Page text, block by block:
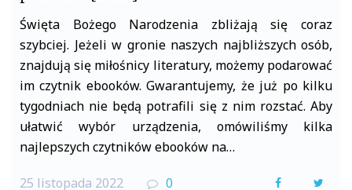
Święta Bożego Narodzenia zbliżają się coraz
szybciej. Jeżeli w gronie naszych najbliższych osób,
znajdują się miłośnicy literatury, możemy podarować
im czytnik ebooków. Gwarantujemy, że już po kilku
tygodniach nie będą potrafili się z nim rozstać. Aby
ułatwić wybór urządzenia, omówiliśmy kilka
najlepszych czytników ebooków na…
25 listopada 2022 0
F